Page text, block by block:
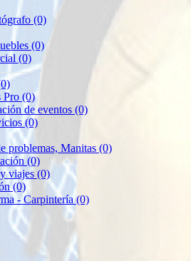
(0)
(0)
(0)
Pro (0)
de eventos (0)
(0)
problemas, Manitas (0)
(0)
viajes (0)
(0)
- Carpintería(0)